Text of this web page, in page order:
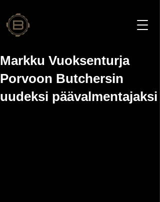
Markku Vuoksenturja
Porvoon Butchersin
uudeksi päävalmentajaksi